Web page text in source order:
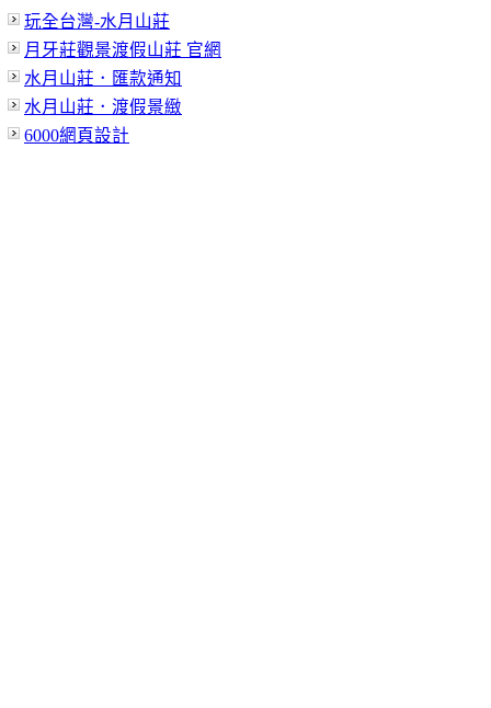
玩全台灣-水月山莊
月牙莊觀景渡假山莊 官網
水月山莊．匯款通知
水月山莊．渡假景緻
6000網頁設計